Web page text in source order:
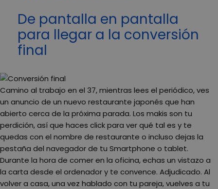
De pantalla en pantalla
para llegar a la conversión
final
Camino al trabajo en el 37, mientras lees el periódico, ves
un anuncio de un nuevo restaurante japonés que han
abierto cerca de la próxima parada. Los makis son tu
perdición, así que haces click para ver qué tal es y te
quedas con el nombre de restaurante o incluso dejas la
pestaña del navegador de tu Smartphone o tablet.
Durante la hora de comer en la oficina, echas un vistazo a
la carta desde el ordenador y te convence. Adjudicado. Al
volver a casa, una vez hablado con tu pareja, vuelves a tu